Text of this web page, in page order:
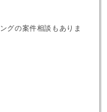
グの案件相談もありま